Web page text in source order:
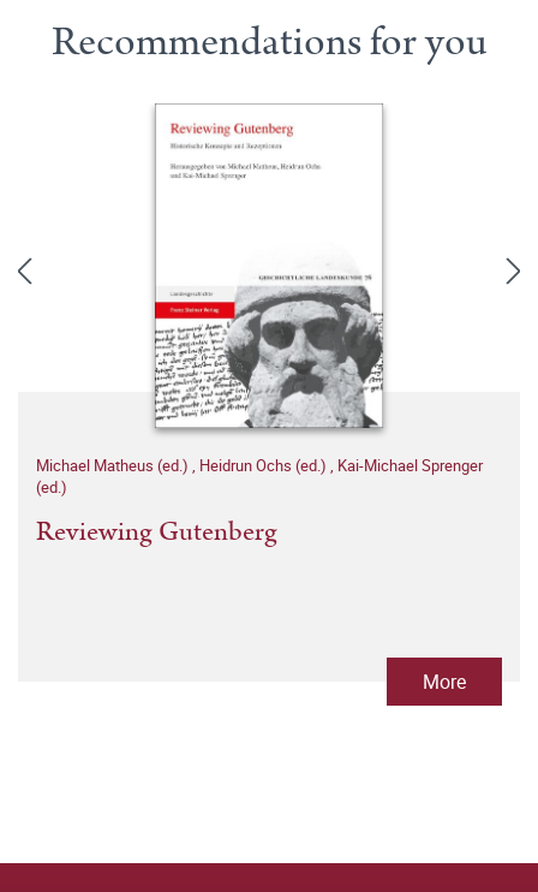
Recommendations for you
Michael Matheus (ed.) , Heidrun Ochs (ed.) , Kai-Michael Sprenger
(ed.)
Reviewing Gutenberg
More